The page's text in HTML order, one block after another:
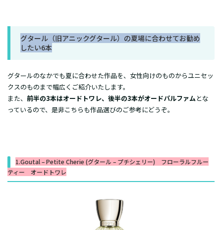
グタール（旧アニックグタール）の夏場に合わせてお勧め
したい6本
グタールのなかでも夏に合わせた作品を、女性向けのものからユニセッ
クスのものまで幅広くご紹介いたします。
また、 前半の3本はオードトワレ、後半の3本がオードパルファムとな
っているので、是非こちらも作品選びのご参考にどうぞ。
1.Goutal – Petite Cherie (グタール – プチシェリー) フローラルフルー
ティー オードトワレ